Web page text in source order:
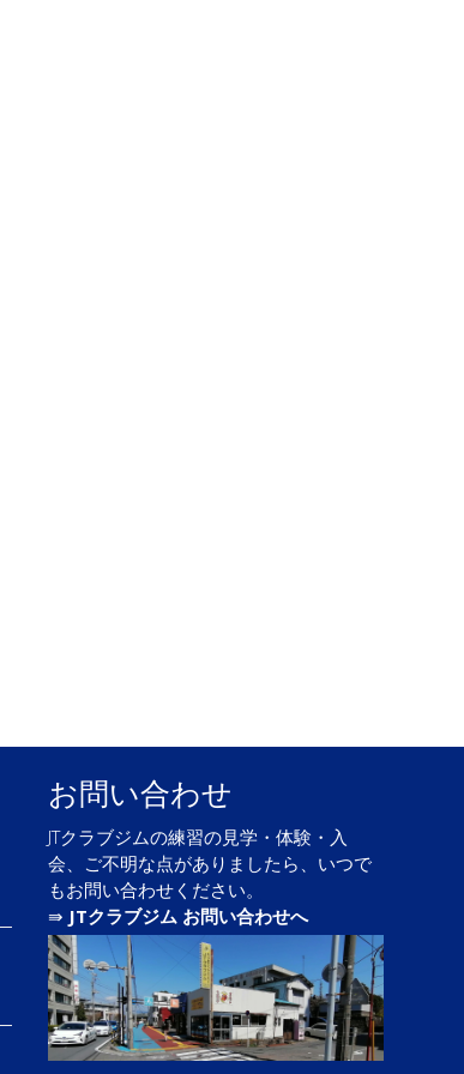
お問い合わせ
JTクラブジムの練習の見学・体験・入
会、ご不明な点がありましたら、いつで
もお問い合わせください。
⇛ JTクラブジム お問い合わせへ